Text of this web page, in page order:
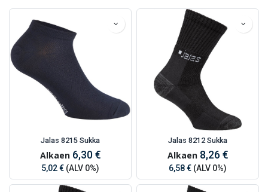
Jalas 8215 Sukka
Alkaen 6,30 €
5,02 € (ALV 0%)
Jalas 8212 Sukka
Alkaen 8,26 €
6,58 € (ALV 0%)